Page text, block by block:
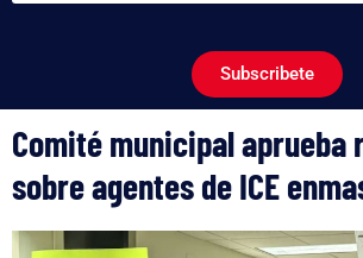
Subscribete
Comité municipal aprueba
sobre agentes de ICE